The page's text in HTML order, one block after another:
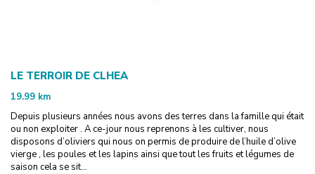
LE TERROIR DE CLHEA
19.99 km
Depuis plusieurs années nous avons des terres dans la famille qui était
ou non exploiter . A ce-jour nous reprenons à les cultiver, nous
disposons d’oliviers qui nous on permis de produire de l’huile d’olive
vierge , les poules et les lapins ainsi que tout les fruits et légumes de
saison cela se sit...